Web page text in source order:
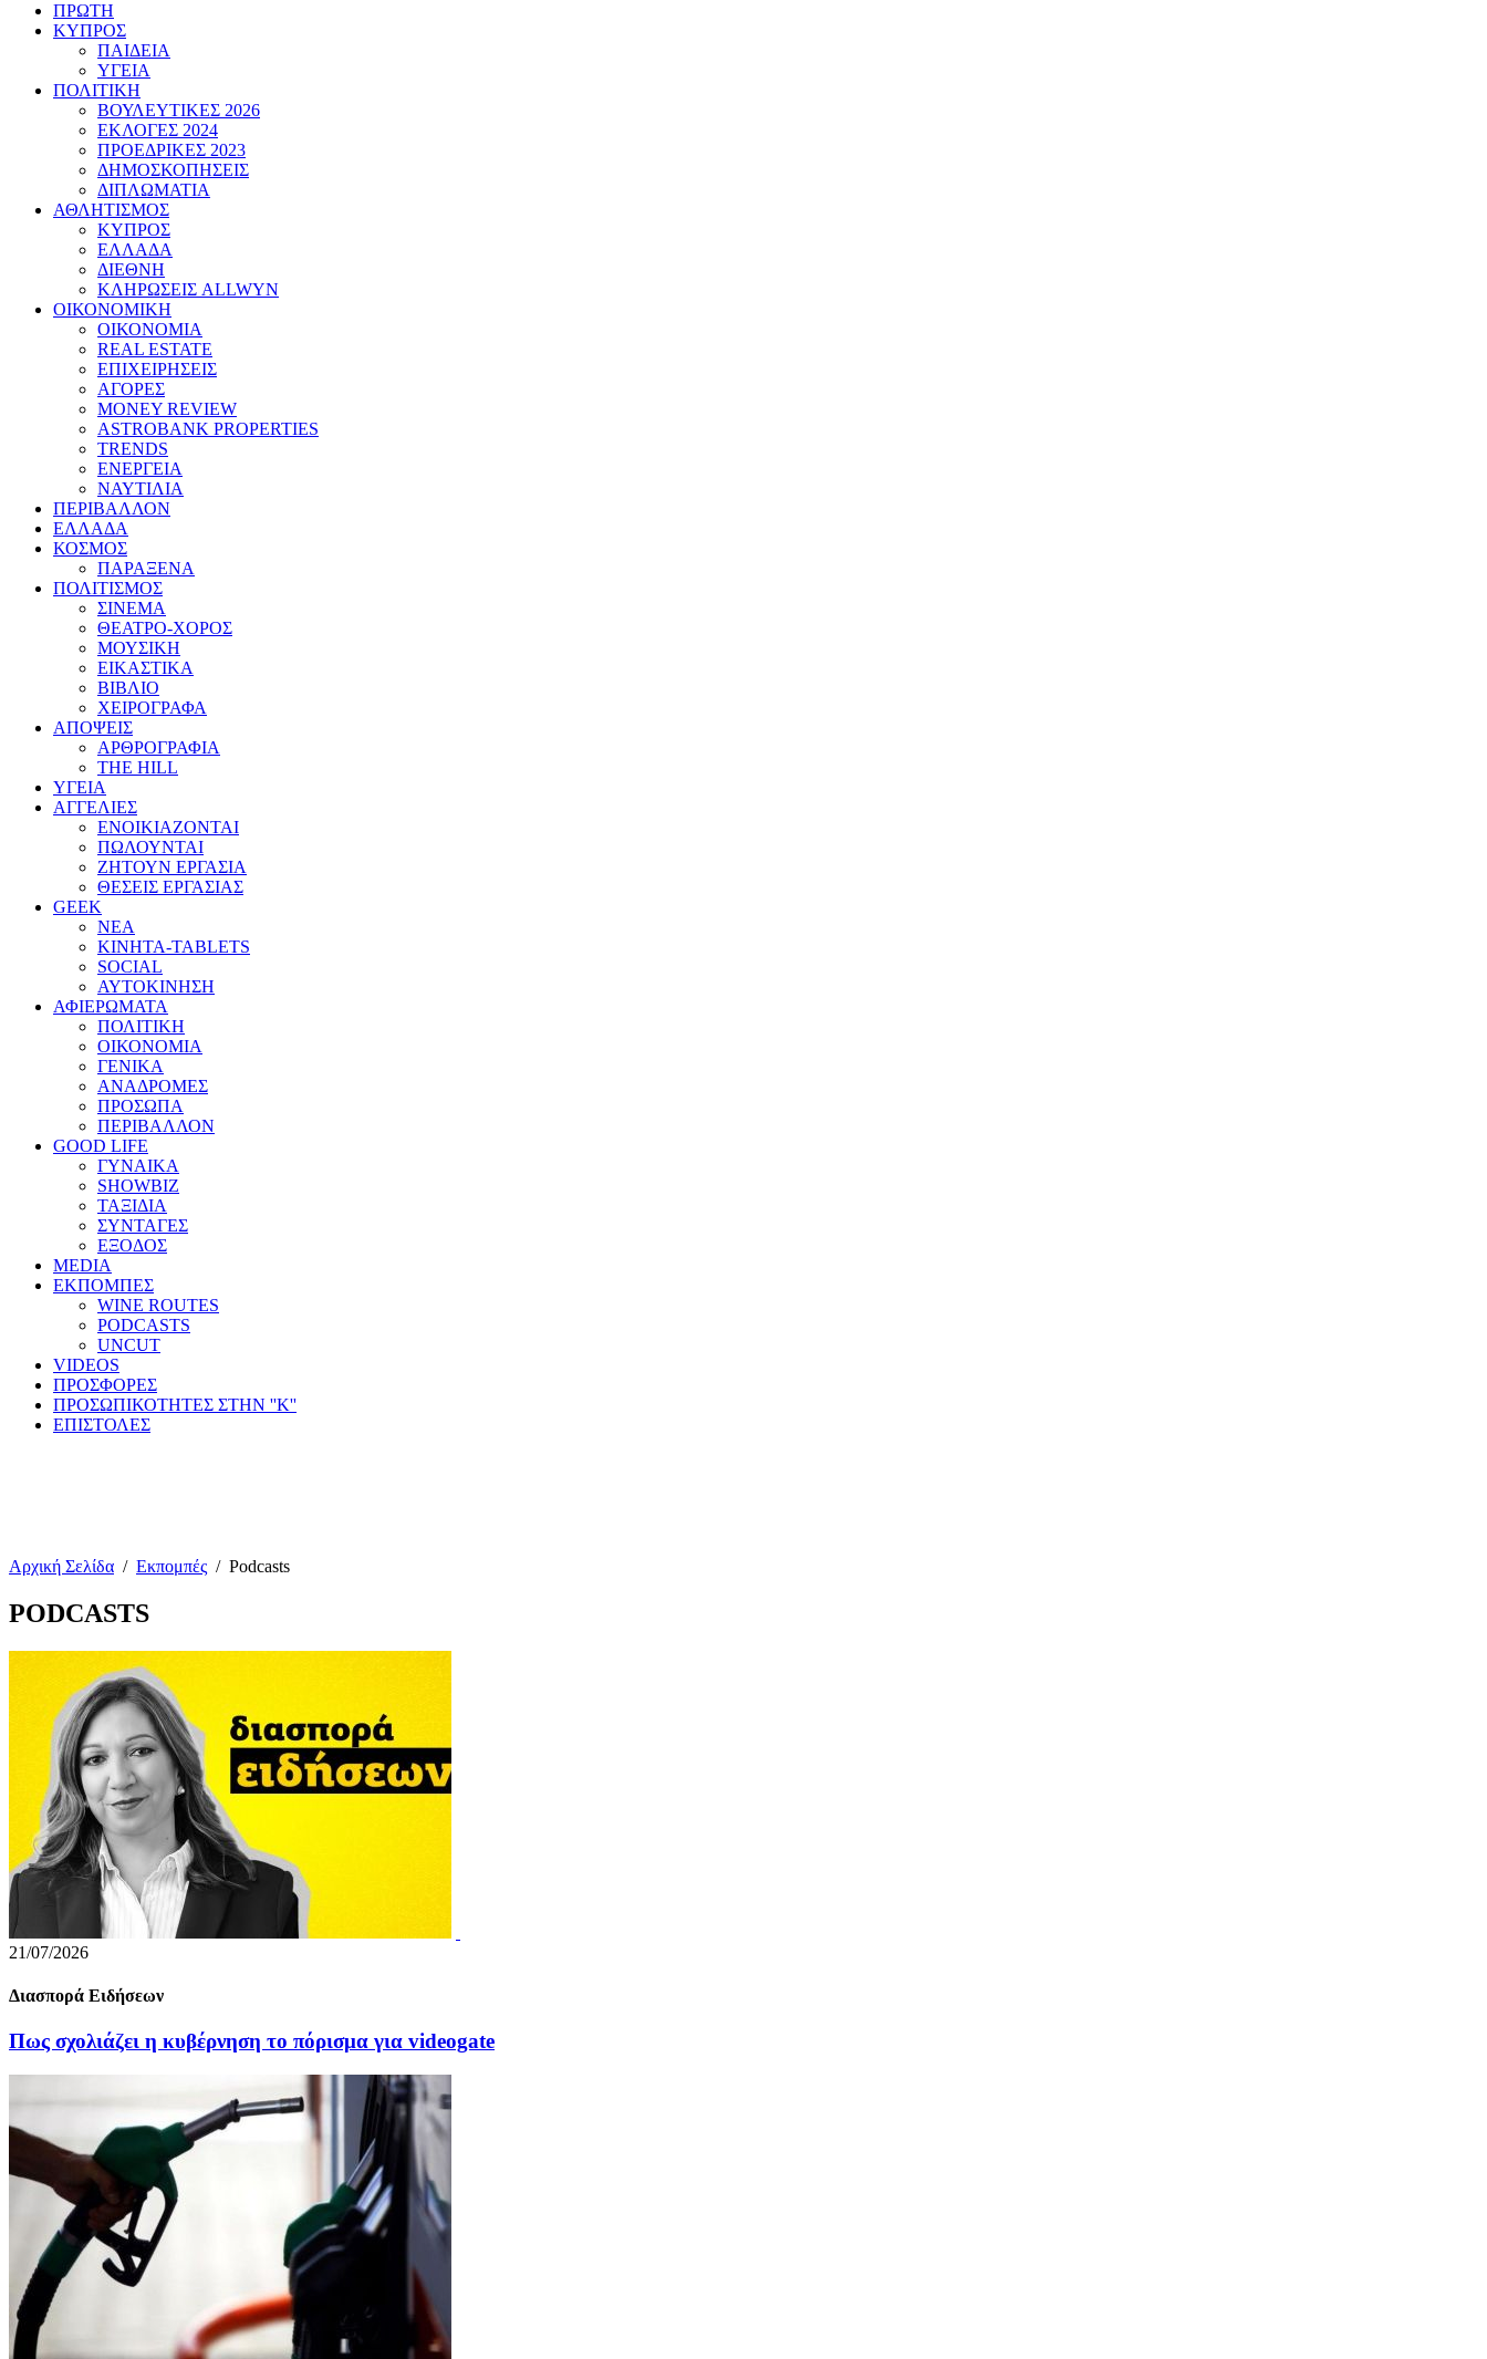
ΠΡΩΤΗ
ΚΥΠΡΟΣ
ΠΑΙΔΕΙΑ
ΥΓΕΙΑ
ΠΟΛΙΤΙΚΗ
ΒΟΥΛΕΥΤΙΚΕΣ 2026
ΕΚΛΟΓΕΣ 2024
ΠΡΟΕΔΡΙΚΕΣ 2023
ΔΗΜΟΣΚΟΠΗΣΕΙΣ
ΔΙΠΛΩΜΑΤΙΑ
ΑΘΛΗΤΙΣΜΟΣ
ΚΥΠΡΟΣ
ΕΛΛΑΔΑ
ΔΙΕΘΝΗ
ΚΛΗΡΩΣΕΙΣ ALLWYN
ΟΙΚΟΝΟΜΙΚΗ
ΟΙΚΟΝΟΜΙΑ
REAL ESTATE
ΕΠΙΧΕΙΡΗΣΕΙΣ
ΑΓΟΡΕΣ
MONEY REVIEW
ASTROBANK PROPERTIES
TRENDS
ΕΝΕΡΓΕΙΑ
ΝΑΥΤΙΛΙΑ
ΠΕΡΙΒΑΛΛΟΝ
ΕΛΛΑΔΑ
ΚΟΣΜΟΣ
ΠΑΡΑΞΕΝΑ
ΠΟΛΙΤΙΣΜΟΣ
ΣΙΝΕΜΑ
ΘΕΑΤΡΟ-ΧΟΡΟΣ
ΜΟΥΣΙΚΗ
ΕΙΚΑΣΤΙΚΑ
ΒΙΒΛΙΟ
ΧΕΙΡΟΓΡΑΦΑ
ΑΠΟΨΕΙΣ
ΑΡΘΡΟΓΡΑΦΙΑ
THE HILL
ΥΓΕΙΑ
ΑΓΓΕΛΙΕΣ
ΕΝΟΙΚΙΑΖΟΝΤΑΙ
ΠΩΛΟΥΝΤΑΙ
ΖΗΤΟΥΝ ΕΡΓΑΣΙΑ
ΘΕΣΕΙΣ ΕΡΓΑΣΙΑΣ
GEEK
ΝΕΑ
ΚΙΝΗΤΑ-TABLETS
SOCIAL
ΑΥΤΟΚΙΝΗΣΗ
ΑΦΙΕΡΩΜΑΤΑ
ΠΟΛΙΤΙΚΗ
ΟΙΚΟΝΟΜΙΑ
ΓΕΝΙΚΑ
ΑΝΑΔΡΟΜΕΣ
ΠΡΟΣΩΠΑ
ΠΕΡΙΒΑΛΛΟΝ
GOOD LIFE
ΓΥΝΑΙΚΑ
SHOWBIZ
ΤΑΞΙΔΙΑ
ΣΥΝΤΑΓΕΣ
ΕΞΟΔΟΣ
MEDIA
ΕΚΠΟΜΠΕΣ
WINE ROUTES
PODCASTS
UNCUT
VIDEOS
ΠΡΟΣΦΟΡΕΣ
ΠΡΟΣΩΠΙΚΟΤΗΤΕΣ ΣΤΗΝ ''Κ''
ΕΠΙΣΤΟΛΕΣ
Αρχική Σελίδα / Εκπομπές / Podcasts
PODCASTS
21/07/2026
Διασπορά Ειδήσεων
Πως σχολιάζει η κυβέρνηση το πόρισμα για videogate